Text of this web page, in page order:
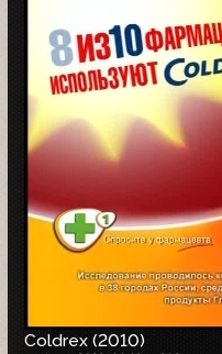
Coldrex (2010)